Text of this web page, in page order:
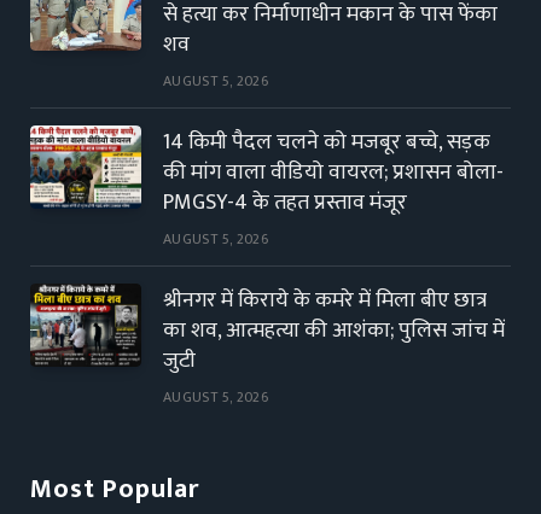
से हत्या कर निर्माणाधीन मकान के पास फेंका
शव
AUGUST 5, 2026
14 किमी पैदल चलने को मजबूर बच्चे, सड़क
की मांग वाला वीडियो वायरल; प्रशासन बोला-
PMGSY-4 के तहत प्रस्ताव मंजूर
AUGUST 5, 2026
श्रीनगर में किराये के कमरे में मिला बीए छात्र
का शव, आत्महत्या की आशंका; पुलिस जांच में
जुटी
AUGUST 5, 2026
Most Popular